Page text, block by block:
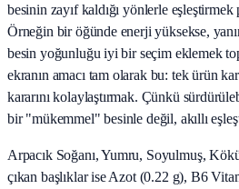
besinin zayıf kaldığı yönlerle eşleştirmek
Örneğin bir öğünde enerji yüksekse,
besin yoğunluğu iyi bir seçim eklemek
ekranın amacı tam olarak bu: tek ürün
kararını kolaylaştırmak. Çünkü
bir "mükemmel" besinle değil, akıllı
Arpacık Soğanı, Yumru, Soyulmuş,
çıkan başlıklar ise Azot (0.22 g), B6